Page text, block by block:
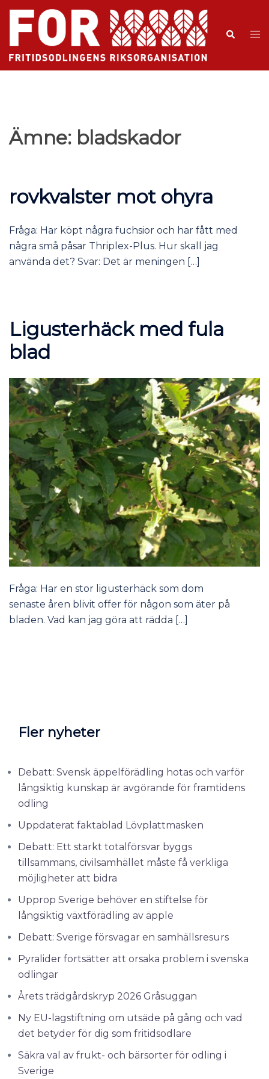
Ämne: bladskador
rovkvalster mot ohyra
Fråga: Har köpt några fuchsior och har fått med
några små påsar Thriplex-Plus. Hur skall jag
använda det? Svar: Det är meningen […]
Ligusterhäck med fula
blad
Fråga: Har en stor ligusterhäck som dom
senaste åren blivit offer för någon som äter på
bladen. Vad kan jag göra att rädda […]
Fler nyheter
Debatt: Svensk äppelförädling hotas och varför
långsiktig kunskap är avgörande för framtidens
odling
Uppdaterat faktablad Lövplattmasken
Debatt: Ett starkt totalförsvar byggs
tillsammans, civilsamhället måste få verkliga
möjligheter att bidra
Upprop Sverige behöver en stiftelse för
långsiktig växtförädling av äpple
Debatt: Sverige försvagar en samhällsresurs
Pyralider fortsätter att orsaka problem i svenska
odlingar
Årets trädgårdskryp 2026 Gråsuggan
Ny EU-lagstiftning om utsäde på gång och vad
det betyder för dig som fritidsodlare
Säkra val av frukt- och bärsorter för odling i
Sverige